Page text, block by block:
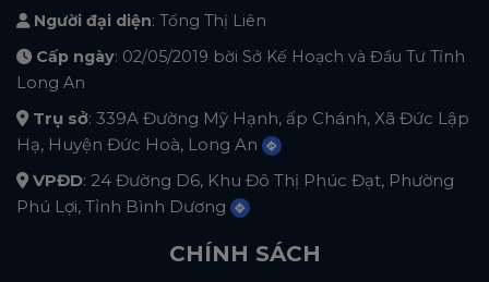
Người đại diện: Tống Thị Liên
Cấp ngày: 02/05/2019 bời Sở Kế Hoạch và Đầu Tư Tỉnh
Long An
Trụ sở: 339A Đường Mỹ Hạnh, ấp Chánh, Xã Đức Lập
Hạ, Huyện Đức Hoà, Long An
VPĐD: 24 Đường D6, Khu Đô Thị Phúc Đạt, Phường
Phú Lợi, Tỉnh Bình Dương
CHÍNH SÁCH